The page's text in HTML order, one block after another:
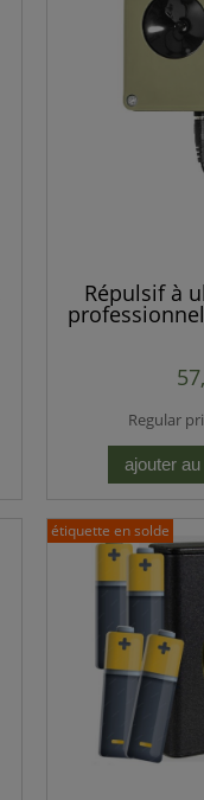
Répulsif à
Regular
ajouter
étiquette en solde